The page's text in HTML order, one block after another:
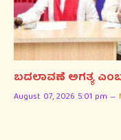
ಬದಲಾವಣೆ ಅಗತ್ಯ
August 07, 2026 5:01 pm